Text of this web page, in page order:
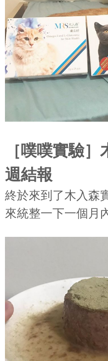
［噗噗實驗
週結報
終於來到了木入森
來統整一下一個月